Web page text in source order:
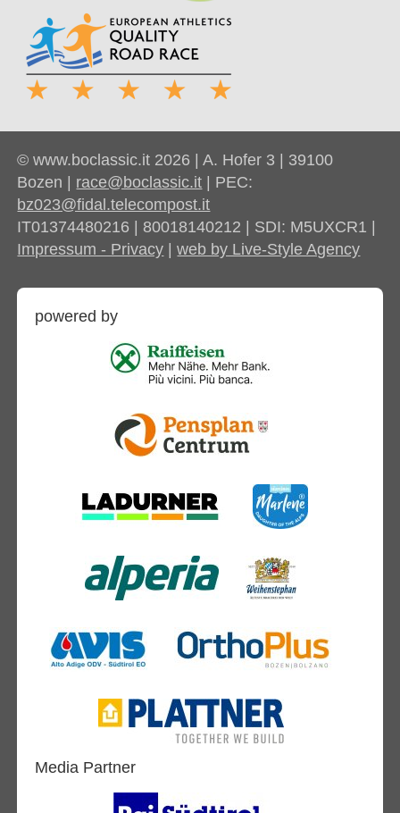
© www.boclassic.it 2026 | A. Hofer 3 | 39100
Bozen | race@boclassic.it | PEC:
bz023@fidal.telecompost.it
IT01374480216 | 80018140212 | SDI: M5UXCR1 |
Impressum - Privacy |web by Live-Style Agency
powered by
Media Partner